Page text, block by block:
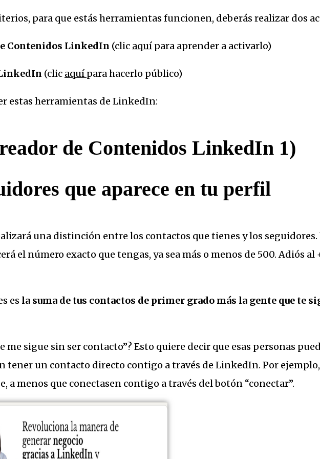
para que estás herramientas funcionen, deberás realizar dos
Contenidos LinkedIn (clic aquí para aprender a activarlo)
(clic aquí para hacerlo público)
estas herramientas de LinkedIn:
de Contenidos LinkedIn 1)
que aparece en tu perfil
una distinción entre los contactos que tienes y los seguidores.
el número exacto que tengas, ya sea más o menos de 500. Adiós al
es la suma de tus contactos de primer grado más la gente que te
me sigue sin ser contacto”? Esto quiere decir que esas personas
tener un contacto directo contigo a través de LinkedIn. Por
a menos que conectasen contigo a través del botón “conectar”.